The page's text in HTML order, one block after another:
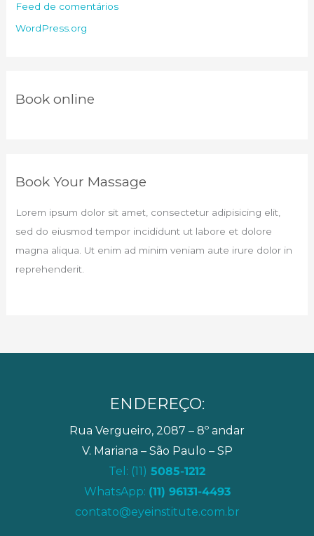
Feed de comentários
WordPress.org
Book online​
Book Your Massage​
Lorem ipsum dolor sit amet, consectetur adipisicing elit,
sed do eiusmod tempor incididunt ut labore et dolore
magna aliqua. Ut enim ad minim veniam aute irure dolor in
reprehenderit.
ENDEREÇO:
Rua Vergueiro, 2087 – 8º andar
V. Mariana – São Paulo – SP
Tel: (11) 5085-1212
WhatsApp: (11) 96131-4493
contato@eyeinstitute.com.br